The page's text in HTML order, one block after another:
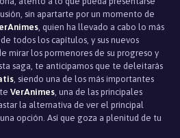
sin apartarte por un momento de
, quien ha llevado a cabo lo más
todos los capítulos, y sus nuevos
mirar los pormenores de su progreso y
saga, te anticipamos que te deleitarás
, siendo una de los más importantes
VerAnimes , una de las principales
la alternativa de ver el principal
opción. Así que goza a plenitud de tu